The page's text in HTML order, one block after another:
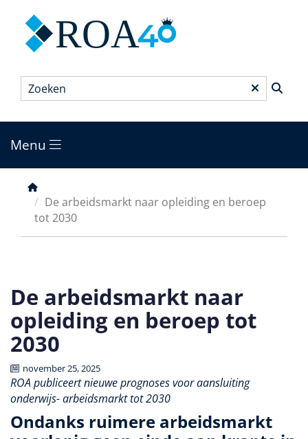
ROA
Zoeken*
Main
menu
Menu
Kruimelpad
De arbeidsmarkt naar opleiding en beroep
tot 2030
De arbeidsmarkt naar
opleiding en beroep tot
2030
november 25, 2025
ROA publiceert nieuwe prognoses voor aansluiting
onderwijs- arbeidsmarkt tot 2030
Ondanks ruimere arbeidsmarkt